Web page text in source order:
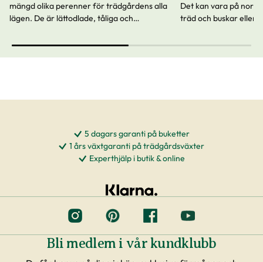
mängd olika perenner för trädgårdens alla
lägen. De är lättodlade, tåliga och
stenpartier till marktäckning och
woodlandplanteringar.
Det kan vara på
träd och buskar eller
fungerar dåligt.
perenner istället och
5 dagars garanti på buketter
1 års växtgaranti på trädgårdsväxter
Experthjälp i butik & online
Bli medlem i vår kundklubb